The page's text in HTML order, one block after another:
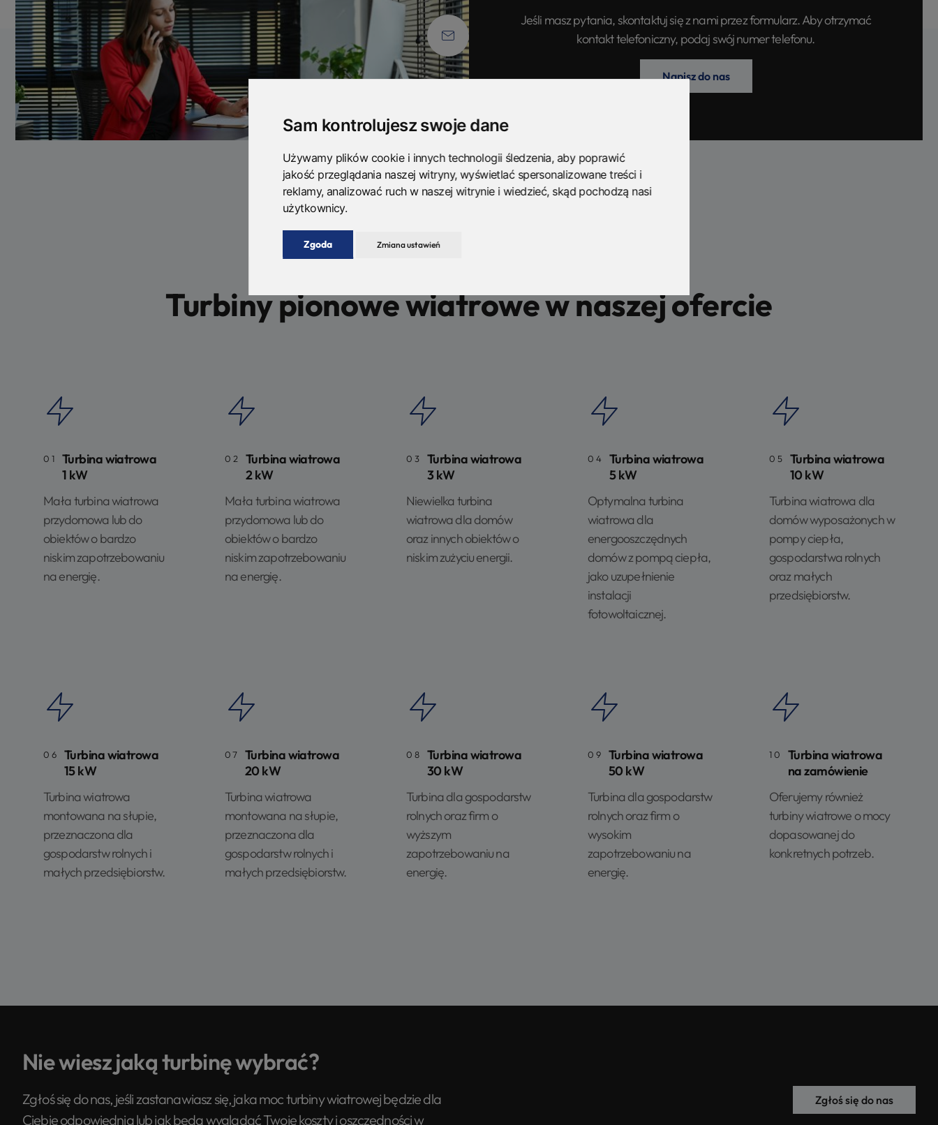
Sam kontrolujesz swoje dane
Używamy plików cookie i innych technologii śledzenia, aby poprawić
jakość przeglądania naszej witryny, wyświetlać spersonalizowane treści i
reklamy, analizować ruch w naszej witrynie i wiedzieć, skąd pochodzą nasi
użytkownicy.
Zgoda Zmiana ustawień
Jeśli masz pytania, skontaktuj się z nami przez formularz. Aby otrzymać
kontakt telefoniczny, podaj swój numer telefonu.
Napisz do nas
Turbiny pionowe wiatrowe w naszej ofercie
3OZE
01
Turbina wiatrowa
1 kW
Mała turbina wiatrowa
przydomowa lub do
obiektów o bardzo
niskim zapotrzebowaniu
na energię.
02
Turbina wiatrowa
2 kW
Mała turbina wiatrowa
przydomowa lub do
obiektów o bardzo
niskim zapotrzebowaniu
na energię.
03
Turbina wiatrowa
3 kW
Niewielka turbina
wiatrowa dla domów
oraz innych obiektów o
niskim zużyciu energii.
04
Turbina wiatrowa
5 kW
Optymalna turbina
wiatrowa dla
energooszczędnych
domów z pompą ciepła,
jako uzupełnienie
instalacji
fotowoltaicznej.
05
Turbina wiatrowa
10 kW
Turbina wiatrowa dla
domów wyposażonych w
pompy ciepła,
gospodarstwa rolnych
oraz małych
przedsiębiorstw.
06
Turbina wiatrowa
15 kW
Turbina wiatrowa
montowana na słupie,
przeznaczona dla
gospodarstw rolnych i
małych przedsiębiorstw.
07
Turbina wiatrowa
20 kW
Turbina wiatrowa
montowana na słupie,
przeznaczona dla
gospodarstw rolnych i
małych przedsiębiorstw.
08
Turbina wiatrowa
30 kW
Turbina dla gospodarstw
rolnych oraz firm o
wyższym
zapotrzebowaniu na
energię.
09
Turbina wiatrowa
50 kW
Turbina dla gospodarstw
rolnych oraz firm o
wysokim
zapotrzebowaniu na
energię.
10
Turbina wiatrowa
na zamówienie
Oferujemy również
turbiny wiatrowe o mocy
dopasowanej do
konkretnych potrzeb.
Nie wiesz jaką turbinę wybrać?
Zgłoś się do nas, jeśli zastanawiasz się, jaka moc turbiny wiatrowej będzie dla
Ciebie odpowiednia lub jak będą wyglądać Twoje koszty i oszczędności w
Zgłoś się do nas